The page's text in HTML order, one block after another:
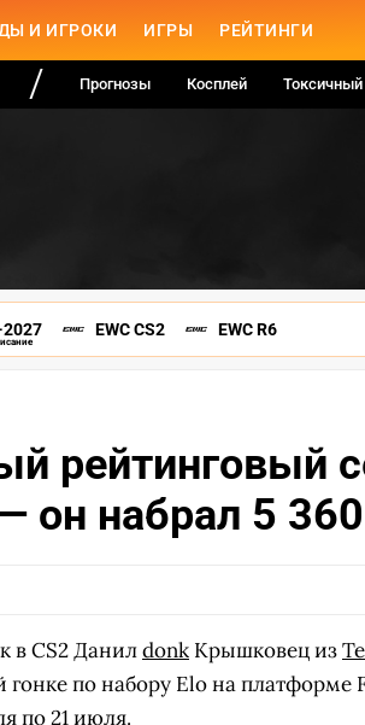
И ИГРОКИ ИГРЫ РЕЙТИНГИ
Прогнозы Косплей Токсичный
EWC CS2 EWC R6
рейтинговый
он набрал 5
в CS2 Данилdonk Крышковец из
по набору Elo на платформе
по 21 июля.